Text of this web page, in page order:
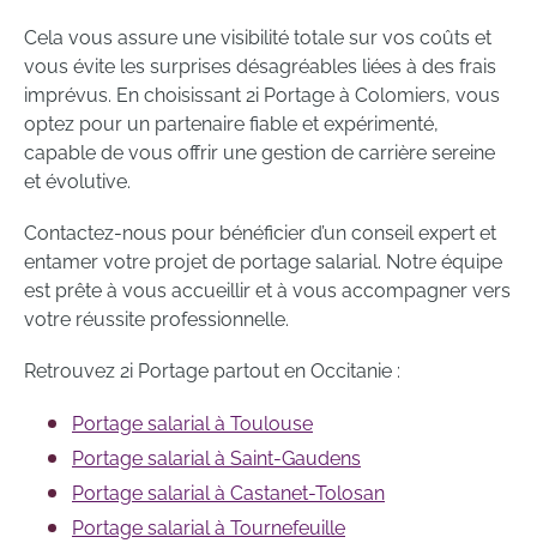
Cela vous assure une visibilité totale sur vos coûts et
vous évite les surprises désagréables liées à des frais
imprévus. En choisissant 2i Portage à Colomiers, vous
optez pour un partenaire fiable et expérimenté,
capable de vous offrir une gestion de carrière sereine
et évolutive.
Contactez-nous pour bénéficier d’un conseil expert et
entamer votre projet de portage salarial. Notre équipe
est prête à vous accueillir et à vous accompagner vers
votre réussite professionnelle.
Retrouvez 2i Portage partout en Occitanie :
Portage salarial à Toulouse
Portage salarial à Saint-Gaudens
Portage salarial à Castanet-Tolosan
Portage salarial à Tournefeuille